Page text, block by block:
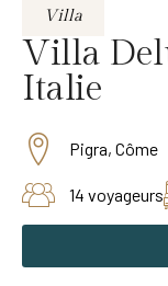
Villa
Villa
Italie
Pigra, Côme
14 voyageurs